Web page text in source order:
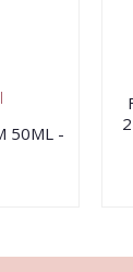
50ML -